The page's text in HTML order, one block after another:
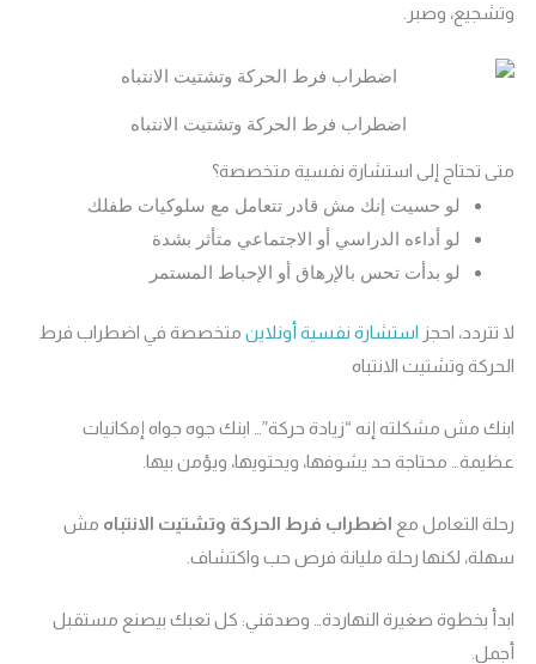
وتشجيع، وصبر.
اضطراب فرط الحركة وتشتيت الانتباه
متى تحتاج إلى استشارة نفسية متخصصة؟
لو حسيت إنك مش قادر تتعامل مع سلوكيات طفلك
لو أداءه الدراسي أو الاجتماعي متأثر بشدة
لو بدأت تحس بالإرهاق أو الإحباط المستمر
لا تتردد، احجز استشارة نفسية أونلاينمتخصصة في اضطراب فرط
الحركة وتشتيت الانتباه
ابنك مش مشكلته إنه “زيادة حركة”… ابنك جوه جواه إمكانيات
عظيمة… محتاجة حد يشوفها، ويحتويها، ويؤمن بيها.
رحلة التعامل مع اضطراب فرط الحركة وتشتيت الانتباهمش
سهلة، لكنها رحلة مليانة فرص حب واكتشاف.
ابدأ بخطوة صغيرة النهاردة… وصدقني: كل تعبك بيصنع مستقبل
أجمل.